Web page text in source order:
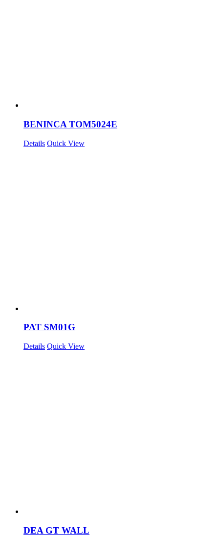
BENINCA TOM5024E
Details Quick View
PAT SM01G
Details Quick View
DEA GT WALL